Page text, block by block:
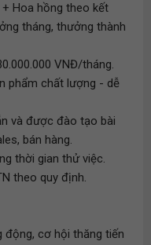
Hoa hồng theo kết
tháng, thưởng thành
VNĐ/tháng.
phẩm chất lượng - dễ
và được đào tạo bài
bán hàng.
thời gian thử việc.
theo quy định.
động, cơ hội thăng tiến